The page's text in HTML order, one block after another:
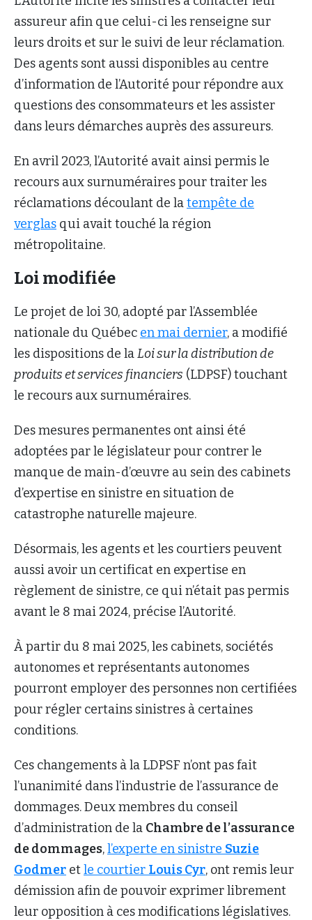
assureur afin que celui-ci les renseigne sur
leurs droits et sur le suivi de leur réclamation.
Des agents sont aussi disponibles au centre
d’information de l’Autorité pour répondre aux
questions des consommateurs et les assister
dans leurs démarches auprès des assureurs.
En avril 2023, l’Autorité avait ainsi permis le
recours aux surnuméraires pour traiter les
réclamations découlant de latempête de
verglas qui avait touché la région
métropolitaine.
Loi modifiée
Le projet de loi 30, adopté par l’Assemblée
nationale du Québec en mai dernier, a modifié
les dispositions de laLoi sur la distribution de
produits et services financiers (LDPSF) touchant
le recours aux surnuméraires.
Des mesures permanentes ont ainsi été
adoptées par le législateur pour contrer le
manque de main-d’œuvre au sein des cabinets
d’expertise en sinistre en situation de
catastrophe naturelle majeure.
Désormais, les agents et les courtiers peuvent
aussi avoir un certificat en expertise en
règlement de sinistre, ce qui n’était pas permis
avant le 8 mai 2024, précise l’Autorité.
À partir du 8 mai 2025, les cabinets, sociétés
autonomes et représentants autonomes
pourront employer des personnes non certifiées
pour régler certains sinistres à certaines
conditions.
Ces changements à la LDPSF n’ont pas fait
l’unanimité dans l’industrie de l’assurance de
dommages. Deux membres du conseil
d’administration de la Chambre de l’assurance
de dommages,l’experte en sinistre Suzie
Godmer etle courtier Louis Cyr, ont remis leur
démission afin de pouvoir exprimer librement
leur opposition à ces modifications législatives.